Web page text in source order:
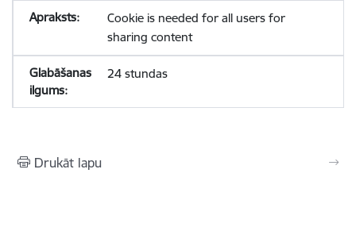
Cookie is needed for all users for
sharing content
24 stundas
Drukāt lapu